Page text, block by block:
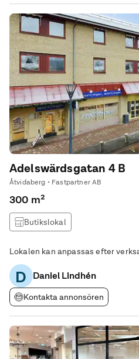
Adelswärdsgatan 4 B
Åtvidaberg • Fastpartner AB
300 m²
Butikslokal
Lokalen kan anpassas efter
D Daniel Lindhén
Kontakta annonsören